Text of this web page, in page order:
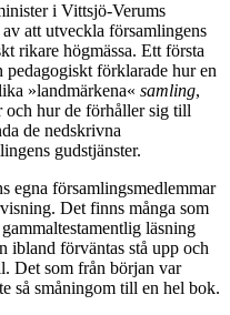
i Vittsjö-Verums
att utveckla församlingens
rikare högmässa. Ett första
pedagogiskt förklarade hur en
»landmärkena« samling,
och hur de förhåller sig till
de nedskrivna
gudstjänster.
egna församlingsmedlemmar
Det finns många som
läsning
ibland förväntas stå upp och
Det som från början var
så småningom till en hel bok.